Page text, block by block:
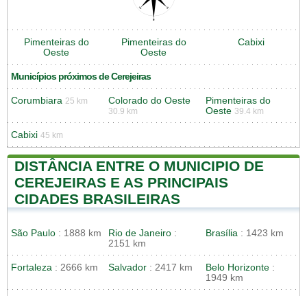
Pimenteiras do
Oeste
Pimenteiras do
Oeste
Cabixi
Municípios próximos de Cerejeiras
Corumbiara 25 km Colorado do Oeste
30.9 km
Pimenteiras do
Oeste 39.4 km
Cabixi 45 km
DISTÂNCIA ENTRE O MUNICIPIO DE
CEREJEIRAS E AS PRINCIPAIS
CIDADES BRASILEIRAS
São Paulo : 1888 km Rio de Janeiro :
2151 km
Brasília : 1423 km
Fortaleza : 2666 km Salvador : 2417 km Belo Horizonte :
1949 km